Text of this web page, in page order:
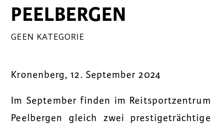
PEELBERGEN
GEEN KATEGORIE
Kronenberg, 12. September 2024
Im September finden im Reitsportzentrum
Peelbergen gleich zwei prestigeträchtige